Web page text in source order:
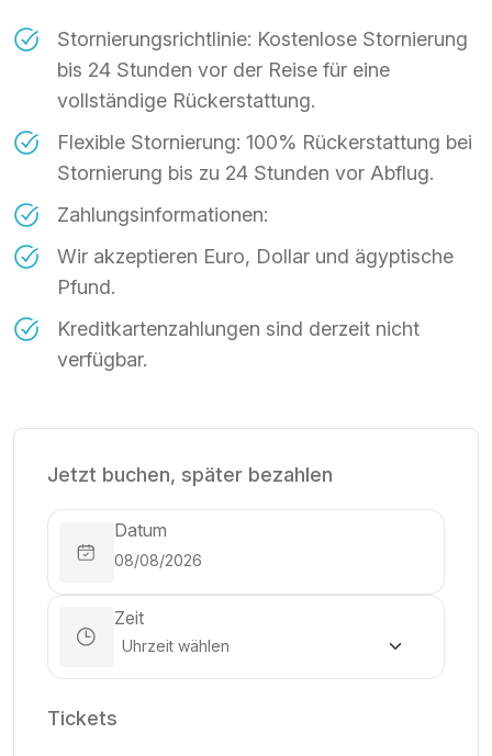
Stornierungsrichtlinie: Kostenlose Stornierung
bis 24 Stunden vor der Reise für eine
vollständige Rückerstattung.
Flexible Stornierung: 100% Rückerstattung bei
Stornierung bis zu 24 Stunden vor Abflug.
Zahlungsinformationen:
Wir akzeptieren Euro, Dollar und ägyptische
Pfund.
Kreditkartenzahlungen sind derzeit nicht
verfügbar.
Jetzt buchen, später bezahlen
Datum
Zeit
Tickets